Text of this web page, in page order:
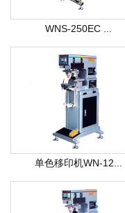
WNS-250EC ...
单色移印机WN-12...